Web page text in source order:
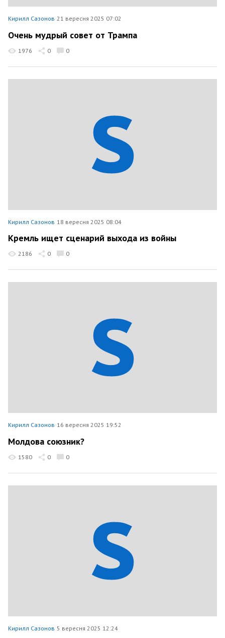
Кирилл Сазонов 21 вересня 2025 07:02
Очень мудрый совет от Трампа
1976 0 0
Кирилл Сазонов 18 вересня 2025 08:04
Кремль ищет сценарий выхода из войны
2186 0 0
Кирилл Сазонов 16 вересня 2025 19:52
Молдова союзник?
1580 0 0
Кирилл Сазонов 5 вересня 2025 12:24